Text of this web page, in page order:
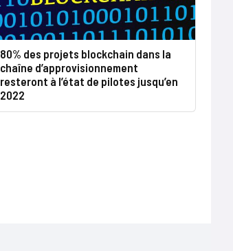
80% des projets blockchain dans la
chaîne d’approvisionnement
resteront à l’état de pilotes jusqu’en
2022